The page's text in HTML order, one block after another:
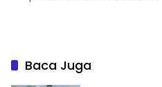
Baca Juga